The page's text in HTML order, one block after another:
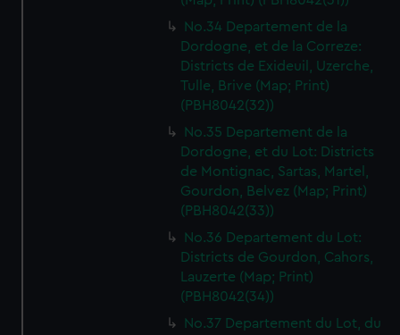
No.34 Departement de la
Dordogne, et de la Correze:
Districts de Exideuil, Uzerche,
Tulle, Brive (Map; Print)
(PBH8042(32))
No.35 Departement de la
Dordogne, et du Lot: Districts
de Montignac, Sartas, Martel,
Gourdon, Belvez (Map; Print)
(PBH8042(33))
No.36 Departement du Lot:
Districts de Gourdon, Cahors,
Lauzerte (Map; Print)
(PBH8042(34))
No.37 Departement du Lot, du